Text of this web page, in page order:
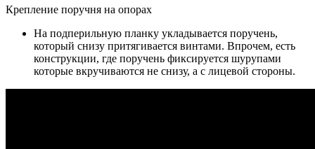
Крепление поручня на опорах
На подперильную планку укладывается поручень,
который снизу притягивается винтами. Впрочем, есть
конструкции, где поручень фиксируется шурупами
которые вкручиваются не снизу, а с лицевой стороны.